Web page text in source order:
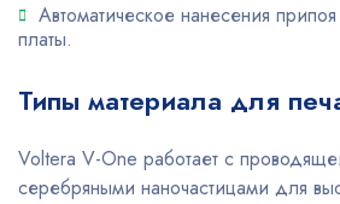
Автоматическое нанесения
платы.
Типы материала для
Voltera V-One работает с
серебряными наночастицами для